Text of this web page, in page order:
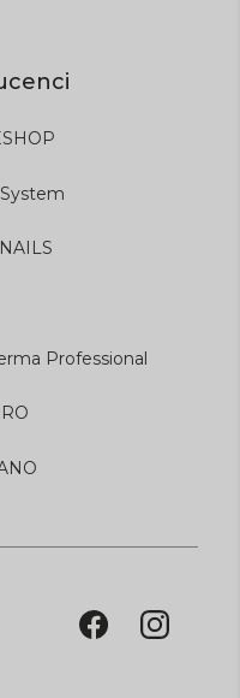
Professional